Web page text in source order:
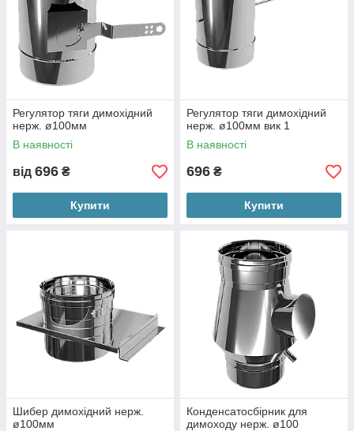
Регулятор тяги димохідний
нерж. ø100мм
В наявності
від 696 ₴
Купити
Регулятор тяги димохідний
нерж. ø100мм вик 1
В наявності
696 ₴
Купити
Шибер димохідний нерж.
ø100мм
Конденсатосбірник для
димоходу нерж. ø100